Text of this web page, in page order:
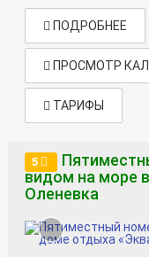
ПОДРОБНЕЕ
ПРОСМОТР
ТАРИФЫ
5
видом на море
Оленевка
‹